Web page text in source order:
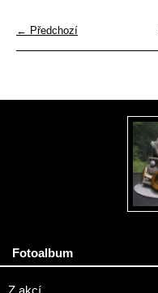
← Předchozí
Fotoalbum